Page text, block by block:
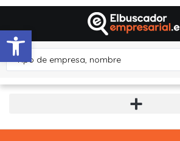
Abrir barra de herramientas